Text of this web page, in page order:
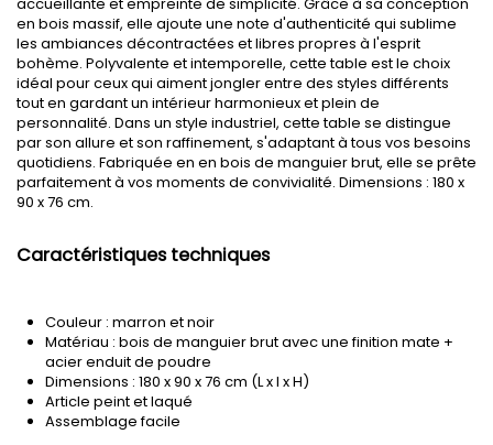
en bois massif, elle ajoute une note d'authenticité qui sublime
les ambiances décontractées et libres propres à l'esprit
bohème. Polyvalente et intemporelle, cette table est le choix
idéal pour ceux qui aiment jongler entre des styles différents
tout en gardant un intérieur harmonieux et plein de
personnalité. Dans un style industriel, cette table se distingue
par son allure et son raffinement, s'adaptant à tous vos besoins
quotidiens. Fabriquée en en bois de manguier brut, elle se prête
parfaitement à vos moments de convivialité. Dimensions : 180 x
90 x 76 cm.
Caractéristiques techniques
Couleur : marron et noir
Matériau : bois de manguier brut avec une finition mate +
acier enduit de poudre
Dimensions : 180 x 90 x 76 cm (L x l x H)
Article peint et laqué
Assemblage facile